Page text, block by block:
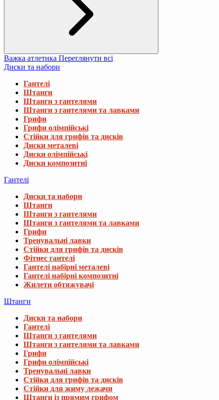
Важка атлетика Переглянути всі
Диски та набори
Гантелі
Штанги
Штанги з гантелями
Штанги з гантелями та лавками
Грифи
Грифи олімпійські
Стійки для грифів та дисків
Диски металеві
Диски олімпійські
Диски композитні
Гантелі
Диски та набори
Штанги
Штанги з гантелями
Штанги з гантелями та лавками
Грифи
Тренувальні лавки
Стійки для грифів та дисків
Фітнес гантелі
Гантелі набірні металеві
Гантелі набірні композитні
Жилети обтяжувачі
Штанги
Диски та набори
Гантелі
Штанги з гантелями
Штанги з гантелями та лавками
Грифи
Грифи олімпійські
Тренувальні лавки
Стійки для грифів та дисків
Стійки для жиму лежачи
Штанги із прямим грифом